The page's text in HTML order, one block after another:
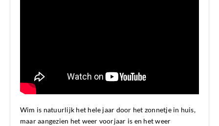
Wim is natuurlijk het hele jaar door het zonnetje in huis,
maar aangezien het weer voorjaar is en het weer